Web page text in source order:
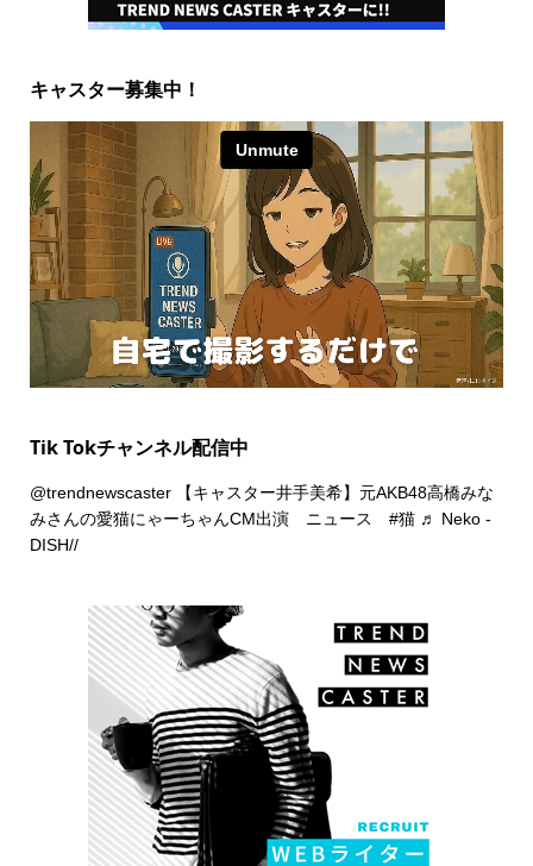
キャスター募集中！
Tik Tokチャンネル配信中
@trendnewscaster【キャスター井手美希】元AKB48高橋みな
みさんの愛猫にゃーちゃんCM出演 ニュース #猫 ♬ Neko -
DISH//